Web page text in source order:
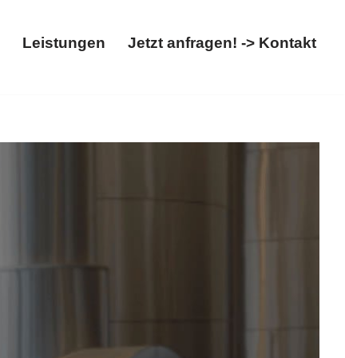
Leistungen Jetzt anfragen! -> Kontakt